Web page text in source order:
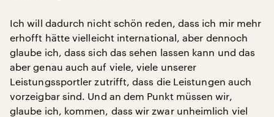
Ich will dadurch nicht schön reden, dass ich mir mehr
erhofft hätte vielleicht international, aber dennoch
glaube ich, dass sich das sehen lassen kann und das
aber genau auch auf viele, viele unserer
Leistungssportler zutrifft, dass die Leistungen auch
vorzeigbar sind. Und an dem Punkt müssen wir,
glaube ich, kommen, dass wir zwar unheimlich viel